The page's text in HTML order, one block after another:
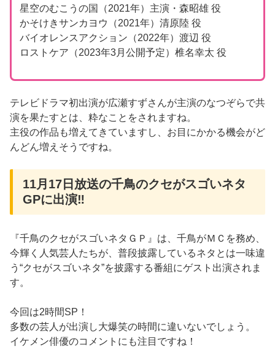
星空のむこうの国（2021年）主演・森昭雄 役
かそけきサンカヨウ（2021年）清原陸 役
バイオレンスアクション（2022年）渡辺 役
ロストケア（2023年3月公開予定）椎名幸太 役
テレビドラマ初出演が広瀬すずさんが主演のなつぞらで共
演を果たすとは、粋なことをされますね。
主役の作品も増えてきていますし、お目にかかる機会がど
んどん増えそうですね。
11月17日放送の千鳥のクセがスゴいネタ
GPに出演‼
『千鳥のクセがスゴいネタＧＰ』は、千鳥がＭＣを務め、
今輝く人気芸人たちが、普段披露しているネタとは一味違
う“クセがスゴいネタ”を披露する番組にゲスト出演されま
す。
今回は2時間SP！
多数の芸人が出演し大爆笑の時間に違いないでしょう。
イケメン俳優のコメントにも注目ですね！